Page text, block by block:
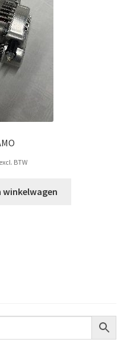
excl. BTW
winkelwagen